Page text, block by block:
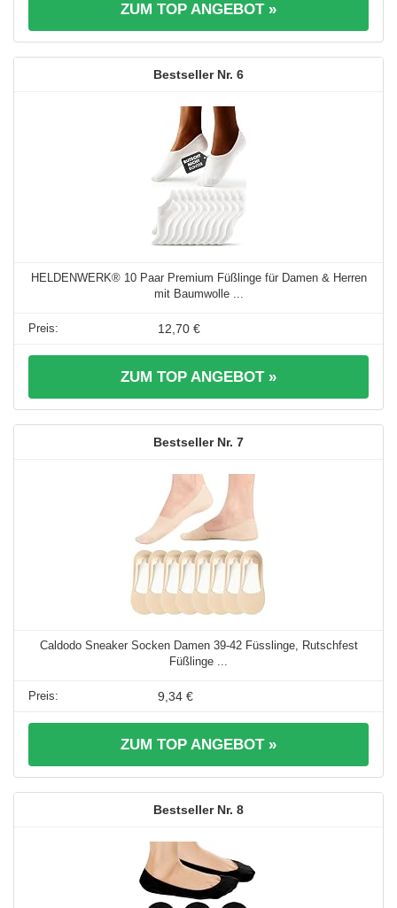
ZUM TOP ANGEBOT »
6
HELDENWERK® 10 Paar Premium Füßlinge für Damen & Herren
mit Baumwolle ...
12,70 €
ZUM TOP ANGEBOT »
7
Caldodo Sneaker Socken Damen 39-42 Füsslinge, Rutschfest
Füßlinge ...
9,34 €
ZUM TOP ANGEBOT »
8